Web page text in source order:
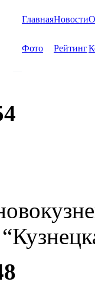
ГлавнаяНовости
Фото Рейтинг